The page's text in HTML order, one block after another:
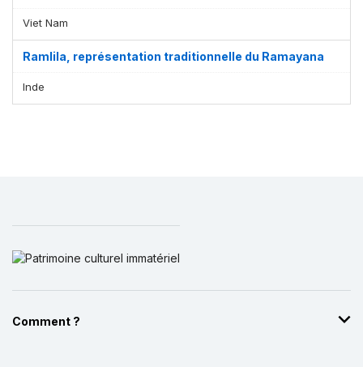
Viet Nam
Ramlila, représentation traditionnelle du Ramayana
Inde
Comment ?